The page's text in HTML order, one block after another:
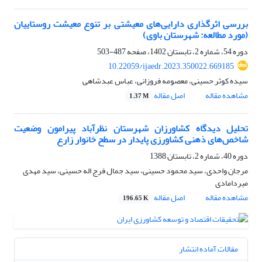
بررسی اثرگذاری دارایی‌های معیشتی بر تنوع معیشت روستاییان
(مورد مطالعه: شهرستان باوی)
دوره 54، شماره 2، تابستان 1402، صفحه
487-503
10.22059/ijaedr.2023.350022.669185
سیده کوثر حسینی، معصومه فروزانی، عباس عبدشاهی
مشاهده مقاله
اصل مقاله 1.37 M
تحلیل دیدگاه کشاورزان شهرستان نظرآباد پیرامون وضعیت
شاخص‌های ذهنی کشاورزی پایدار در سطح خانوار زارع
دوره 40، شماره 2، تابستان 1388
مرجان واحدی، سید محمود حسینی، سید جمال فرج اله حسینی، سید مهدی
میردامادی
مشاهده مقاله
اصل مقاله 196.65 K
مقالات آماده انتشار